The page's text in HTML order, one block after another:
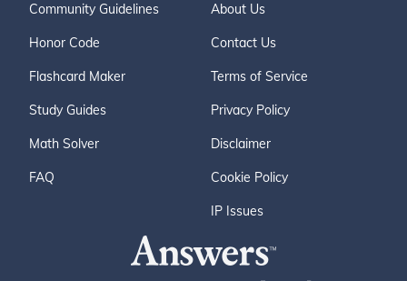
Community Guidelines
Honor Code
Flashcard Maker
Study Guides
Math Solver
FAQ
About Us
Contact Us
Terms of Service
Privacy Policy
Disclaimer
Cookie Policy
IP Issues